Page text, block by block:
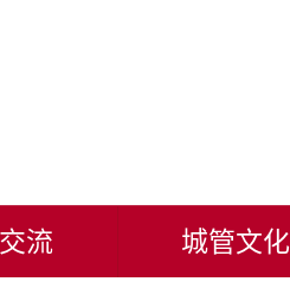
流 城管文化